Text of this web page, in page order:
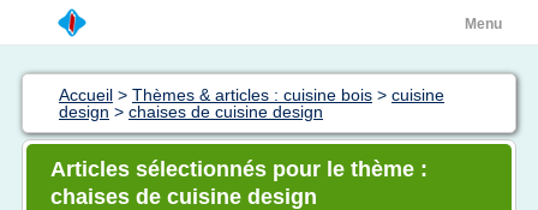
Menu
Accueil > Thèmes & articles : cuisine bois > cuisine
design > chaises de cuisine design
Articles sélectionnés pour le thème :
chaises de cuisine design